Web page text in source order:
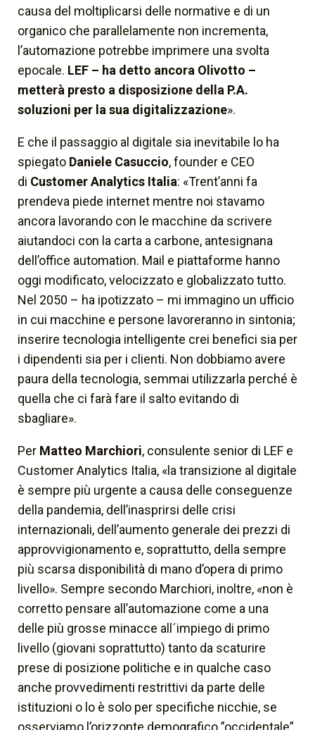
causa del moltiplicarsi delle normative e di un
organico che parallelamente non incrementa,
l’automazione potrebbe imprimere una svolta
epocale. LEF – ha detto ancora Olivotto –
metterà presto a disposizione della P.A.
soluzioni per la sua digitalizzazione».
E che il passaggio al digitale sia inevitabile lo ha
spiegato Daniele Casuccio, founder e CEO
di Customer Analytics Italia: «Trent’anni fa
prendeva piede internet mentre noi stavamo
ancora lavorando con le macchine da scrivere
aiutandoci con la carta a carbone, antesignana
dell’office automation. Mail e piattaforme hanno
oggi modificato, velocizzato e globalizzato tutto.
Nel 2050 – ha ipotizzato – mi immagino un ufficio
in cui macchine e persone lavoreranno in sintonia;
inserire tecnologia intelligente crei benefici sia per
i dipendenti sia per i clienti. Non dobbiamo avere
paura della tecnologia, semmai utilizzarla perché è
quella che ci farà fare il salto evitando di
sbagliare».
Per Matteo Marchiori, consulente senior di LEF e
Customer Analytics Italia, «la transizione al digitale
è sempre più urgente a causa delle conseguenze
della pandemia, dell’inasprirsi delle crisi
internazionali, dell’aumento generale dei prezzi di
approvvigionamento e, soprattutto, della sempre
più scarsa disponibilità di mano d’opera di primo
livello». Sempre secondo Marchiori, inoltre, «non è
corretto pensare all’automazione come a una
delle più grosse minacce all´impiego di primo
livello (giovani soprattutto) tanto da scaturire
prese di posizione politiche e in qualche caso
anche provvedimenti restrittivi da parte delle
istituzioni o lo è solo per specifiche nicchie, se
osserviamo l’orizzonte demografico ”occidentale”